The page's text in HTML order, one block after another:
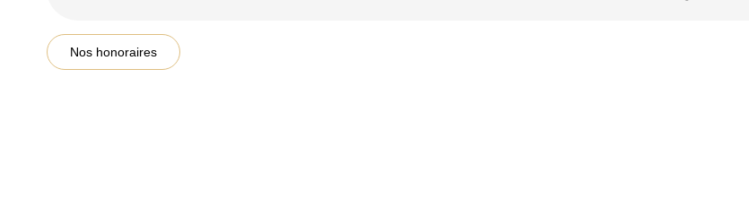
Nos honoraires